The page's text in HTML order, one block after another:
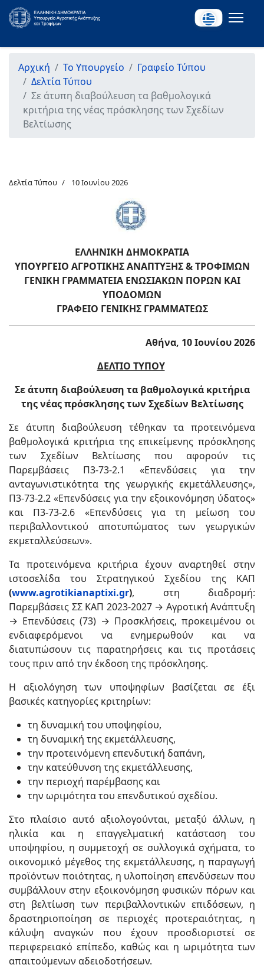
Αρχική Το Υπουργείο
Γραφείο Τύπου
Δελτία Τύπου
Σε άτυπη διαβούλευση τα βαθμολογικά
κριτήρια της νέας πρόσκλησης των Σχεδίων
Βελτίωσης
Δελτία Τύπου 10 Ιουνίου 2026
ΕΛΛΗΝΙΚΗ ΔΗΜΟΚΡΑΤΙΑ
ΥΠΟΥΡΓΕΙΟ ΑΓΡΟΤΙΚΗΣ ΑΝΑΠΤΥΞΗΣ & ΤΡΟΦΙΜΩΝ
ΓΕΝΙΚΗ ΓΡΑΜΜΑΤΕΙΑ ΕΝΩΣΙΑΚΩΝ ΠΟΡΩΝ ΚΑΙ
ΥΠΟΔΟΜΩΝ
ΓΡΑΦΕΙΟ ΓΕΝΙΚΗΣ ΓΡΑΜΜΑΤΕΩΣ
Αθήνα, 10 Ιουνίου 2026
ΔΕΛΤΙΟ ΤΥΠΟΥ
Σε άτυπη διαβούλευση τα βαθμολογικά κριτήρια
της νέας πρόσκλησης των Σχεδίων Βελτίωσης
Σε άτυπη διαβούλευση τέθηκαν τα προτεινόμενα
βαθμολογικά κριτήρια της επικείμενης πρόσκλησης
των Σχεδίων Βελτίωσης που αφορούν τις
Παρεμβάσεις Π3-73-2.1 «Επενδύσεις για την
ανταγωνιστικότητα της γεωργικής εκμετάλλευσης»,
Π3-73-2.2 «Επενδύσεις για την εξοικονόμηση ύδατος»
και Π3-73-2.6 «Επενδύσεις για τη μείωση του
περιβαλλοντικού αποτυπώματος των γεωργικών
εκμεταλλεύσεων».
Τα προτεινόμενα κριτήρια έχουν αναρτηθεί στην
ιστοσελίδα του Στρατηγικού Σχεδίου της ΚΑΠ
(www.agrotikianaptixi.gr), στη διαδρομή:
Παρεμβάσεις ΣΣ ΚΑΠ 2023-2027 → Αγροτική Ανάπτυξη
→ Επενδύσεις (73) → Προσκλήσεις, προκειμένου οι
ενδιαφερόμενοι να ενημερωθούν και να
διατυπώσουν τις παρατηρήσεις και τις προτάσεις
τους πριν από την έκδοση της πρόσκλησης.
Η αξιολόγηση των υποψηφίων βασίζεται σε έξι
βασικές κατηγορίες κριτηρίων:
τη δυναμική του υποψηφίου,
τη δυναμική της εκμετάλλευσης,
την προτεινόμενη επενδυτική δαπάνη,
την κατεύθυνση της εκμετάλλευσης,
την περιοχή παρέμβασης και
την ωριμότητα του επενδυτικού σχεδίου.
Στο πλαίσιο αυτό αξιολογούνται, μεταξύ άλλων, η
ηλικία και η επαγγελματική κατάσταση του
υποψηφίου, η συμμετοχή σε συλλογικά σχήματα, το
οικονομικό μέγεθος της εκμετάλλευσης, η παραγωγή
προϊόντων ποιότητας, η υλοποίηση επενδύσεων που
συμβάλλουν στην εξοικονόμηση φυσικών πόρων και
στη βελτίωση των περιβαλλοντικών επιδόσεων, η
δραστηριοποίηση σε περιοχές προτεραιότητας, η
κάλυψη αναγκών που έχουν προσδιοριστεί σε
περιφερειακό επίπεδο, καθώς και η ωριμότητα των
απαιτούμενων αδειοδοτήσεων.